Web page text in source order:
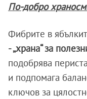
По-добро
Фибрите в
- „храна“ за
подобрява
и подпомага
ключов за